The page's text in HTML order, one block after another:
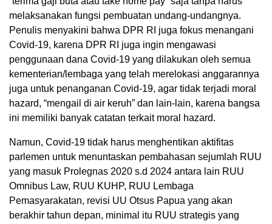
melaksanakan fungsi pembuatan undang-undangnya.
Penulis menyakini bahwa DPR RI juga fokus menangani
Covid-19, karena DPR RI juga ingin mengawasi
penggunaan dana Covid-19 yang dilakukan oleh semua
kementerian/lembaga yang telah merelokasi anggarannya
juga untuk penanganan Covid-19, agar tidak terjadi moral
hazard, “mengail di air keruh” dan lain-lain, karena bangsa
ini memiliki banyak catatan terkait moral hazard.
Namun, Covid-19 tidak harus menghentikan aktifitas
parlemen untuk menuntaskan pembahasan sejumlah RUU
yang masuk Prolegnas 2020 s.d 2024 antara lain RUU
Omnibus Law, RUU KUHP, RUU Lembaga
Pemasyarakatan, revisi UU Otsus Papua yang akan
berakhir tahun depan, minimal itu RUU strategis yang